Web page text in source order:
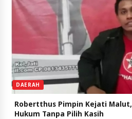
DAERAH
Robertthus Pimpin Kejati Malut,
Hukum Tanpa Pilih Kasih